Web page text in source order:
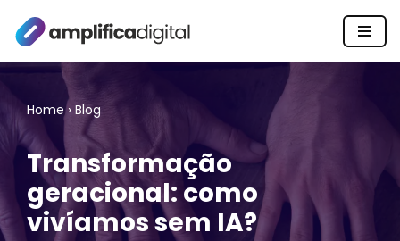
Pular
conteúdo
Home› Blog
Transformação
geracional: como
vivíamos sem IA?